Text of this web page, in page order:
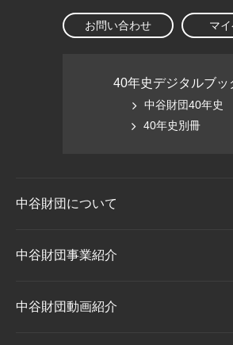
お問い合わせ マ
40年史デジタルブッ
中谷財団40年史
40年史別冊
中谷財団について
中谷財団について
理事長挨拶
中谷財団事業紹介
中谷財団事業紹介
中谷財団動画紹介